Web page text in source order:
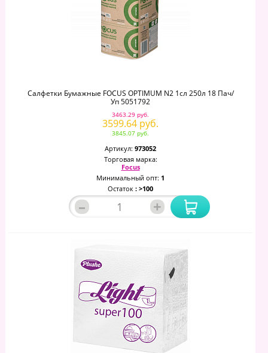
Салфетки Бумажные FOCUS OPTIMUM N2 1сл 250л 18 Пач/
Уп 5051792
3463.29 руб.
3599.64 руб.
3845.07 руб.
Артикул: 973052
Торговая марка:
Focus
Минимальный опт: 1
Остаток : >100
– +